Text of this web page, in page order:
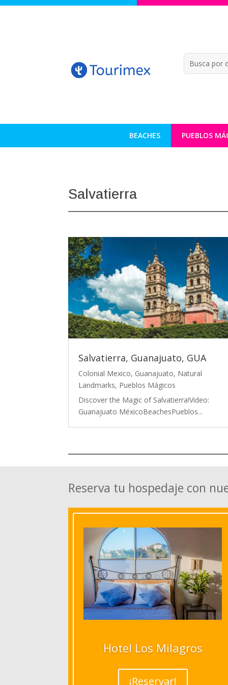
BEACHES PUEBLOS
Salvatierra
Salvatierra, Guanajuato, GUA
Colonial Mexico, Guanajuato, Natural
Landmarks, Pueblos Mágicos
Discover the Magic of Salvatierra!Video:
Guanajuato MéxicoBeachesPueblos...
Reserva tu hospedaje con
Hotel Los Milagros
¡Reservar!